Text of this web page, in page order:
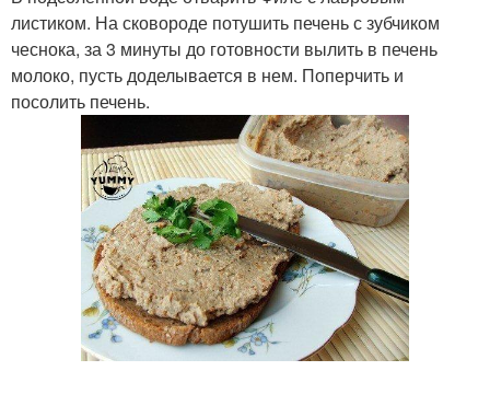
листиком. На сковороде потушить печень с зубчиком
чеснока, за 3 минуты до готовности вылить в печень
молоко, пусть доделывается в нем. Поперчить и
посолить печень.